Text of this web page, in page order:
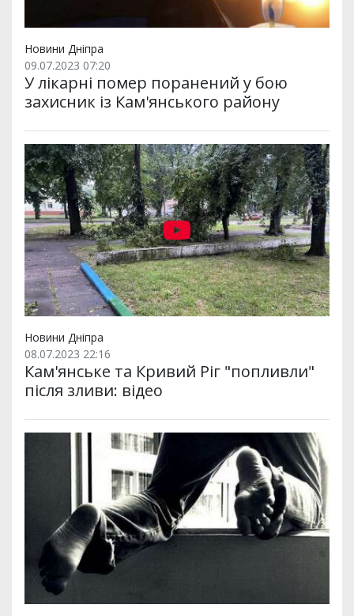
Новини Дніпра
09.07.2023 07:20
У лікарні помер поранений у бою
захисник із Кам'янського району
Новини Дніпра
08.07.2023 22:16
Кам'янське та Кривий Ріг "попливли"
після зливи: відео